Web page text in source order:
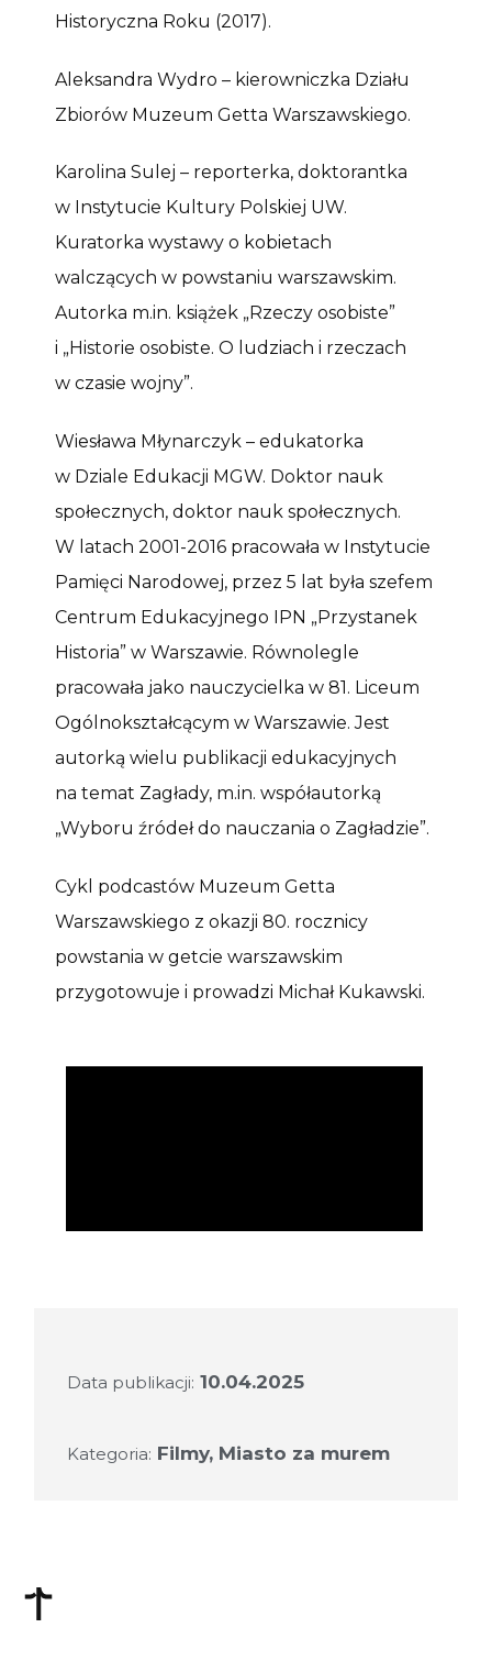
Historyczna Roku (2017).
Aleksandra Wydro – kierowniczka Działu
Zbiorów Muzeum Getta Warszawskiego.
Karolina Sulej – reporterka, doktorantka
w Instytucie Kultury Polskiej UW.
Kuratorka wystawy o kobietach
walczących w powstaniu warszawskim.
Autorka m.in. książek „Rzeczy osobiste”
i „Historie osobiste. O ludziach i rzeczach
w czasie wojny”.
Wiesława Młynarczyk – edukatorka
w Dziale Edukacji MGW. Doktor nauk
społecznych, doktor nauk społecznych.
W latach 2001-2016 pracowała w Instytucie
Pamięci Narodowej, przez 5 lat była szefem
Centrum Edukacyjnego IPN „Przystanek
Historia” w Warszawie. Równolegle
pracowała jako nauczycielka w 81. Liceum
Ogólnokształcącym w Warszawie. Jest
autorką wielu publikacji edukacyjnych
na temat Zagłady, m.in. współautorką
„Wyboru źródeł do nauczania o Zagładzie”.
Cykl podcastów Muzeum Getta
Warszawskiego z okazji 80. rocznicy
powstania w getcie warszawskim
przygotowuje i prowadzi Michał Kukawski.
Data publikacji: 10.04.2025
Kategoria: Filmy, Miasto za murem